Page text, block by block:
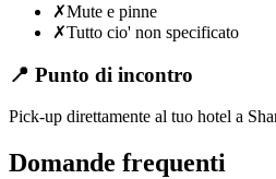
✗Mute e pinne
✗Tutto cio' non specificato
📍 Punto di incontro
Pick-up direttamente al tuo hotel a
Domande frequenti